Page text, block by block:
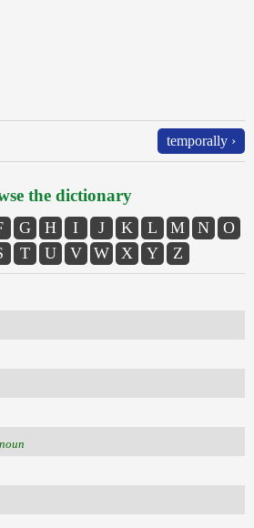
temporally ›
the dictionary
G H I J K L M N
O
T U V W X Y Z